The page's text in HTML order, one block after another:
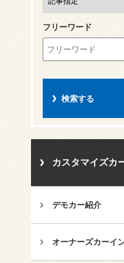
フリーワード
カスタマイズカ
デモカー紹介
オーナーズカーイ